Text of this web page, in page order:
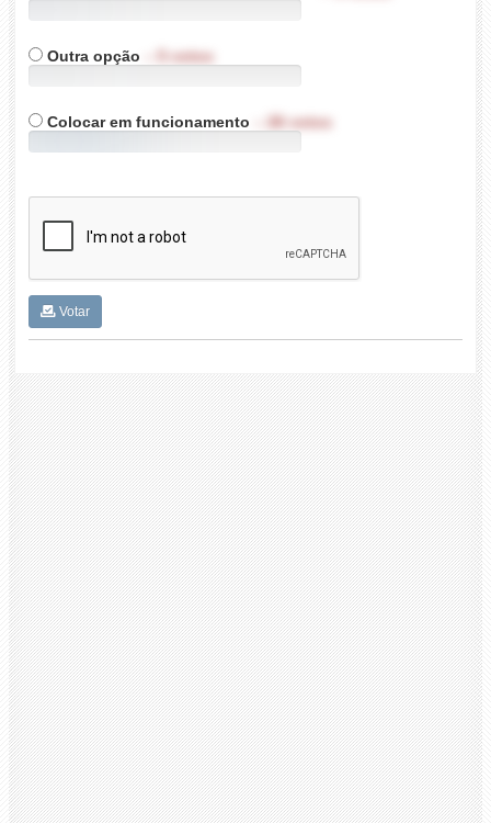
Outra opção votos
Colocar em funcionamento votos
Votar